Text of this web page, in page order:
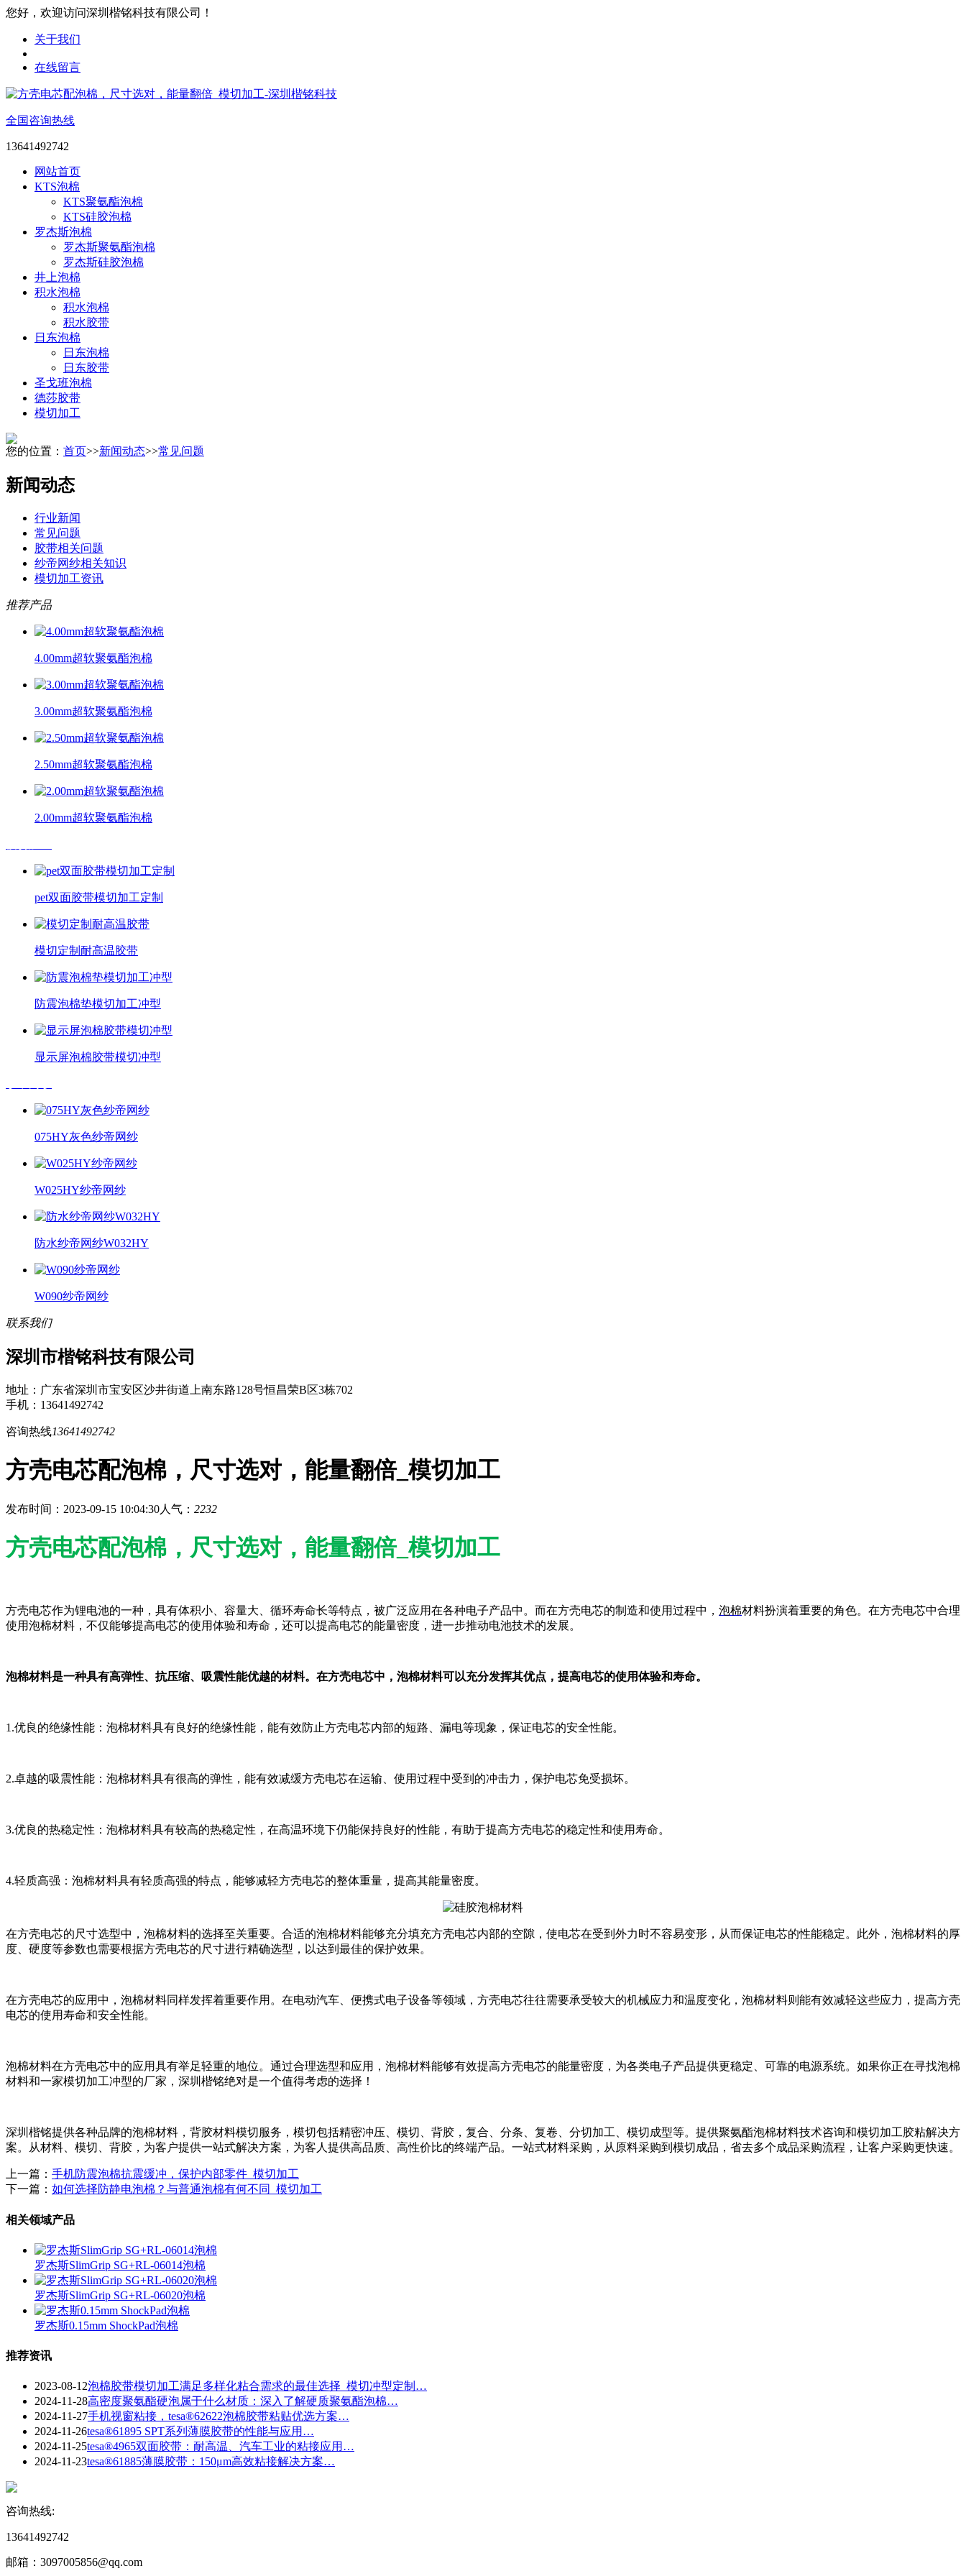
您好，欢迎访问深圳楷铭科技有限公司！
关于我们
在线留言
全国咨询热线
13641492742
网站首页
KTS泡棉
KTS聚氨酯泡棉
KTS硅胶泡棉
罗杰斯泡棉
罗杰斯聚氨酯泡棉
罗杰斯硅胶泡棉
井上泡棉
积水泡棉
积水泡棉
积水胶带
日东泡棉
日东泡棉
日东胶带
圣戈班泡棉
德莎胶带
模切加工
您的位置： 首页>>新闻动态>>常见问题
新闻动态
行业新闻
常见问题
胶带相关问题
纱帝网纱相关知识
模切加工资讯
推荐产品
4.00mm超软聚氨酯泡棉
3.00mm超软聚氨酯泡棉
2.50mm超软聚氨酯泡棉
2.00mm超软聚氨酯泡棉
pet双面胶带模切加工定制
模切定制耐高温胶带
防震泡棉垫模切加工冲型
显示屏泡棉胶带模切冲型
075HY灰色纱帝网纱
W025HY纱帝网纱
防水纱帝网纱W032HY
W090纱帝网纱
联系我们
深圳市楷铭科技有限公司
地址：广东省深圳市宝安区沙井街道上南东路128号恒昌荣B区3栋702
手机：13641492742
咨询热线13641492742
方壳电芯配泡棉，尺寸选对，能量翻倍_模切加工
发布时间：2023-09-15 10:04:30人气： 2232
方壳电芯配泡棉，尺寸选对，能量翻倍_模切加工
方壳电芯作为锂电池的一种，具有体积小、容量大、循环寿命长等特点，被广泛应用在各种电子产品中。而在方壳电芯的制造和使用过程中， 泡棉材料扮演着重要的角色。在方壳电芯中合理
使用泡棉材料，不仅能够提高电芯的使用体验和寿命，还可以提高电芯的能量密度，进一步推动电池技术的发展。
泡棉材料是一种具有高弹性、抗压缩、吸震性能优越的材料。在方壳电芯中，泡棉材料可以充分发挥其优点，提高电芯的使用体验和寿命。
1.优良的绝缘性能：泡棉材料具有良好的绝缘性能，能有效防止方壳电芯内部的短路、漏电等现象，保证电芯的安全性能。
2.卓越的吸震性能：泡棉材料具有很高的弹性，能有效减缓方壳电芯在运输、使用过程中受到的冲击力，保护电芯免受损坏。
3.优良的热稳定性：泡棉材料具有较高的热稳定性，在高温环境下仍能保持良好的性能，有助于提高方壳电芯的稳定性和使用寿命。
4.轻质高强：泡棉材料具有轻质高强的特点，能够减轻方壳电芯的整体重量，提高其能量密度。
在方壳电芯的尺寸选型中，泡棉材料的选择至关重要。合适的泡棉材料能够充分填充方壳电芯内部的空隙，使电芯在受到外力时不容易变形，从而保证电芯的性能稳定。此外，泡棉材料的厚
度、硬度等参数也需要根据方壳电芯的尺寸进行精确选型，以达到最佳的保护效果。
在方壳电芯的应用中，泡棉材料同样发挥着重要作用。在电动汽车、便携式电子设备等领域，方壳电芯往往需要承受较大的机械应力和温度变化，泡棉材料则能有效减轻这些应力，提高方壳
电芯的使用寿命和安全性能。
泡棉材料在方壳电芯中的应用具有举足轻重的地位。通过合理选型和应用，泡棉材料能够有效提高方壳电芯的能量密度，为各类电子产品提供更稳定、可靠的电源系统。如果你正在寻找泡棉
材料和一家模切加工冲型的厂家，深圳楷铭绝对是一个值得考虑的选择！
深圳楷铭提供各种品牌的泡棉材料，背胶材料模切服务，模切包括精密冲压、模切、背胶，复合、分条、复卷、分切加工、模切成型等。提供聚氨酯泡棉材料技术咨询和模切加工胶粘解决方
案。从材料、模切、背胶，为客户提供一站式解决方案，为客人提供高品质、高性价比的终端产品。一站式材料采购，从原料采购到模切成品，省去多个成品采购流程，让客户采购更快速。
上一篇： 手机防震泡棉抗震缓冲，保护内部零件_模切加工
下一篇： 如何选择防静电泡棉？与普通泡棉有何不同_模切加工
相关领域产品
罗杰斯SlimGrip SG+RL-06014泡棉
罗杰斯SlimGrip SG+RL-06020泡棉
罗杰斯0.15mm ShockPad泡棉
推荐资讯
2023-08-12泡棉胶带模切加工满足多样化粘合需求的最佳选择_模切冲型定制…
2024-11-28​高密度聚氨酯硬泡属于什么材质：深入了解硬质聚氨酯泡棉…
2024-11-27手机视窗粘接，tesa®62622泡棉胶带粘贴优选方案…
2024-11-26tesa®61895 SPT系列薄膜胶带的性能与应用…
2024-11-25tesa®4965双面胶带：耐高温、汽车工业的粘接应用…
2024-11-23​tesa®61885薄膜胶带：150μm高效粘接解决方案…
咨询热线:
13641492742
邮箱：3097005856@qq.com‬